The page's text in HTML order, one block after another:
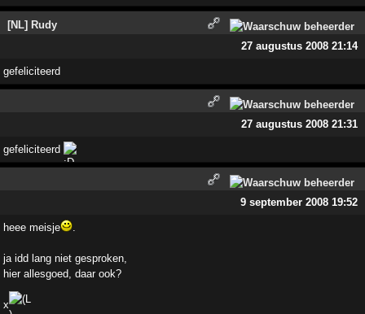
[NL] Rudy
27 augustus 2008 21:14
gefeliciteerd
27 augustus 2008 21:31
gefeliciteerd
9 september 2008 19:52
heee meisje .
ja idd lang niet gesproken,
hier allesgoed, daar ook?
x